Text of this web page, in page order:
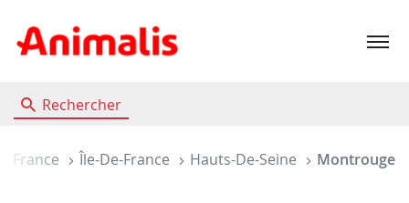
Menu
Rechercher
France Île-De-France Hauts-De-Seine Montrouge